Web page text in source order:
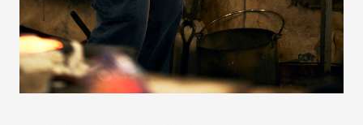
NEWS
CERTIFICATION